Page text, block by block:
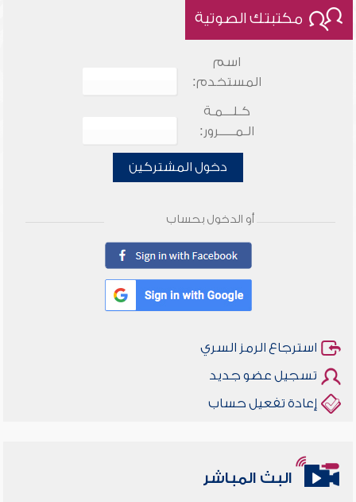
مكتبتك الصوتية
اسم
المستخدم:
كـلـــمـة
الـمـــــرور:
دخول المشتركين
أو الدخول بحساب
استرجاع الرمز السري
تسجيل عضو جديد
إعادة تفعيل حساب
البث المباشر